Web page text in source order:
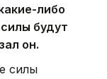
либо
будут
он.
силы